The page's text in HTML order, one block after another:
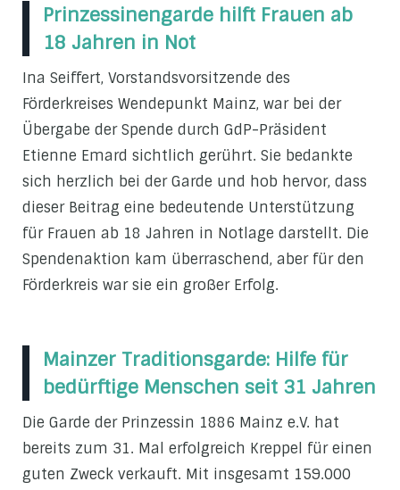
Prinzessinengarde hilft Frauen ab
18 Jahren in Not
Ina Seiffert, Vorstandsvorsitzende des
Förderkreises Wendepunkt Mainz, war bei der
Übergabe der Spende durch GdP-Präsident
Etienne Emard sichtlich gerührt. Sie bedankte
sich herzlich bei der Garde und hob hervor, dass
dieser Beitrag eine bedeutende Unterstützung
für Frauen ab 18 Jahren in Notlage darstellt. Die
Spendenaktion kam überraschend, aber für den
Förderkreis war sie ein großer Erfolg.
Mainzer Traditions­garde: Hilfe für
bedürftige Menschen seit 31 Jahren
Die Garde der Prinzessin 1886 Mainz e.V. hat
bereits zum 31. Mal erfolgreich Kreppel für einen
guten Zweck verkauft. Mit insgesamt 159.000